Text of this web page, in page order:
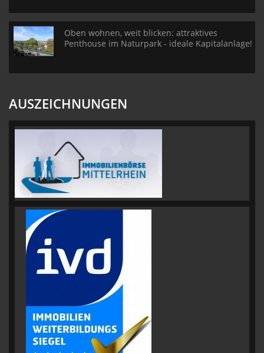
Oben wohnen, weit blicken: attraktives
Penthouse im Naturpark - ideale Kapitalanlage!
AUSZEICHNUNGEN